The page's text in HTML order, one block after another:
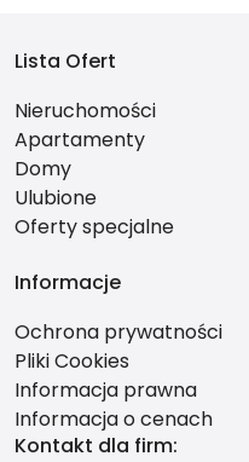
Lista Ofert
Nieruchomości
Apartamenty
Domy
Ulubione
Oferty specjalne
Informacje
Ochrona prywatności
Pliki Cookies
Informacja prawna
Informacja o cenach
Kontakt dla firm: